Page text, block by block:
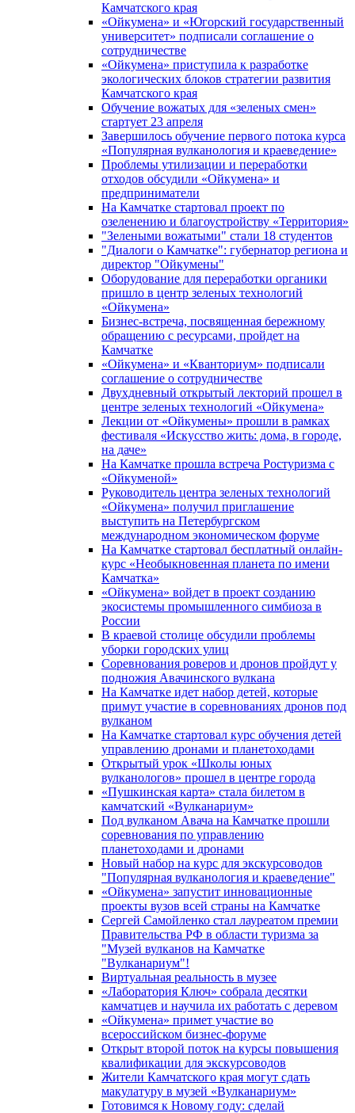
Камчатского края
«Ойкумена» и «Югорский государственный
университет» подписали соглашение о
сотрудничестве
«Ойкумена» приступила к разработке
экологических блоков стратегии развития
Камчатского края
Обучение вожатых для «зеленых смен»
стартует 23 апреля
Завершилось обучение первого потока курса
«Популярная вулканология и краеведение»
Проблемы утилизации и переработки
отходов обсудили «Ойкумена» и
предприниматели
На Камчатке стартовал проект по
озеленению и благоустройству «Территория»
"Зелеными вожатыми" стали 18 студентов
"Диалоги о Камчатке": губернатор региона и
директор "Ойкумены"
Оборудование для переработки органики
пришло в центр зеленых технологий
«Ойкумена»
Бизнес-встреча, посвященная бережному
обращению с ресурсами, пройдет на
Камчатке
«Ойкумена» и «Кванториум» подписали
соглашение о сотрудничестве
Двухдневный открытый лекторий прошел в
центре зеленых технологий «Ойкумена»
Лекции от «Ойкумены» прошли в рамках
фестиваля «Искусство жить: дома, в городе,
на даче»
На Камчатке прошла встреча Ростуризма с
«Ойкуменой»
Руководитель центра зеленых технологий
«Ойкумена» получил приглашение
выступить на Петербургском
международном экономическом форуме
На Камчатке стартовал бесплатный онлайн-
курс «Необыкновенная планета по имени
Камчатка»
«Ойкумена» войдет в проект созданию
экосистемы промышленного симбиоза в
России
В краевой столице обсудили проблемы
уборки городских улиц
Соревнования роверов и дронов пройдут у
подножия Авачинского вулкана
На Камчатке идет набор детей, которые
примут участие в соревнованиях дронов под
вулканом
На Камчатке стартовал курс обучения детей
управлению дронами и планетоходами
Открытый урок «Школы юных
вулканологов» прошел в центре города
«Пушкинская карта» стала билетом в
камчатский «Вулканариум»
Под вулканом Авача на Камчатке прошли
соревнования по управлению
планетоходами и дронами
Новый набор на курс для экскурсоводов
"Популярная вулканология и краеведение"
«Ойкумена» запустит инновационные
проекты вузов всей страны на Камчатке
Сергей Самойленко стал лауреатом премии
Правительства РФ в области туризма за
"Музей вулканов на Камчатке
"Вулканариум"!
Виртуальная реальность в музее
«Лаборатория Ключ» собрала десятки
камчатцев и научила их работать с деревом
«Ойкумена» примет участие во
всероссийском бизнес-форуме
Открыт второй поток на курсы повышения
квалификации для экскурсоводов
Жители Камчатского края могут сдать
макулатуру в музей «Вулканариум»
Готовимся к Новому году: сделай